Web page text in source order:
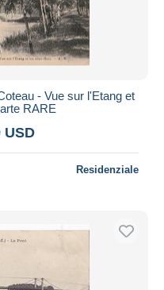
- Vue sur l'Etang et
RARE
USD
Residenziale